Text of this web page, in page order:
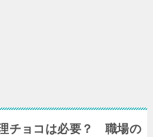
チョコは必要？ 職場の